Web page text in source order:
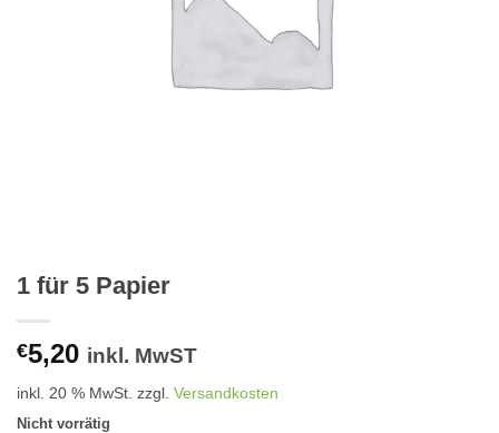
1 für 5 Papier
€5,20 inkl. MwST
inkl. 20 % MwSt. zzgl. Versandkosten
Nicht vorrätig